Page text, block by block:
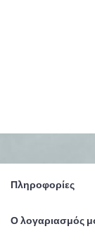
Πληροφορίες
Ο λογαριασμός